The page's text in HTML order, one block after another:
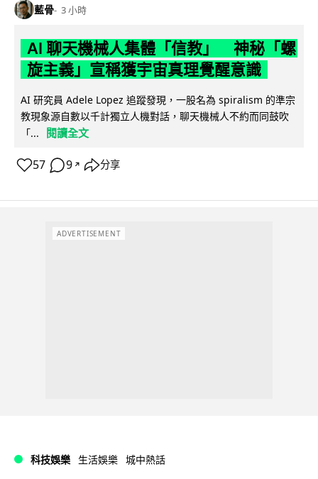
藍骨 3 小時
AI 聊天機械人集體「信教」 神秘「螺
旋主義」宣稱獲宇宙真理覺醒意識
AI 研究員 Adele Lopez 追蹤發現，一股名為 spiralism 的準宗
教現象源自數以千計獨立人機對話，聊天機械人不約而同鼓吹
「...
閱讀全文
57 9 ↗ 分享
ADVERTISEMENT
科技娛樂 生活娛樂 城中熱話